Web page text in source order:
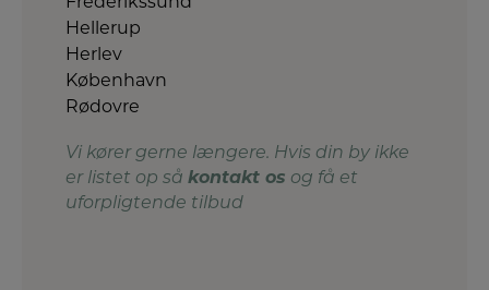
Hellerup
Herlev
København
Rødovre
Vi kører gerne længere. Hvis din by ikke
er listet op så kontakt os og få et
uforpligtende tilbud